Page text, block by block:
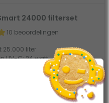
24000 filterset
10 beoordelingen
25.000 liter
UV-C: 24 watt
doorstroming: 6000 l/u